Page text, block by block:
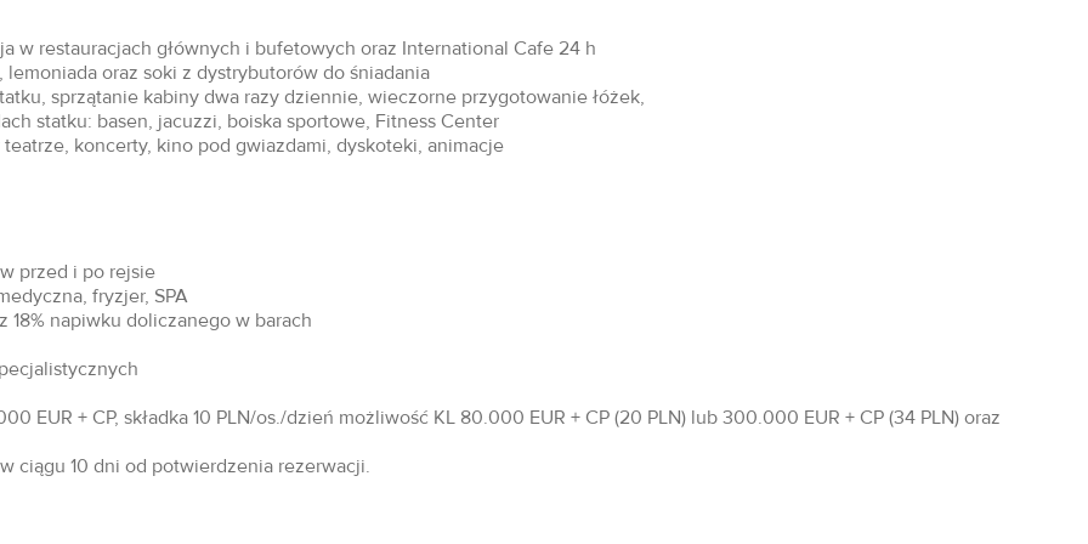
w restauracjach głównych i bufetowych oraz International Cafe 24 h
oraz soki z dystrybutorów do śniadania
sprzątanie kabiny dwa razy dziennie, wieczorne przygotowanie łóżek,
statku: basen, jacuzzi, boiska sportowe, Fitness Center
koncerty, kino pod gwiazdami, dyskoteki, animacje
przed i po rejsie
fryzjer, SPA
18% napiwku doliczanego w barach
+ CP, składka 10 PLN/os./dzień możliwość KL 80.000 EUR + CP (20 PLN) lub 300.000 EUR + CP (34 PLN) oraz
ciągu 10 dni od potwierdzenia rezerwacji.